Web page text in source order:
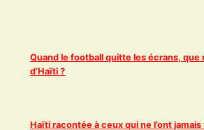
Quand le football quitte les écrans,
d’Haïti ?
Haïti racontée à ceux qui ne l’ont jamais